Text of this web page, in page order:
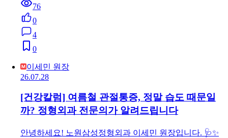
76
0
4
0
이세민 원장
26.07.28
[건강칼럼] 여름철 관절통증, 정말 습도 때문일
까? 정형외과 전문의가 알려드립니다
안녕하세요! 노원삼성정형외과 이세민 원장입니다. 🩺✨